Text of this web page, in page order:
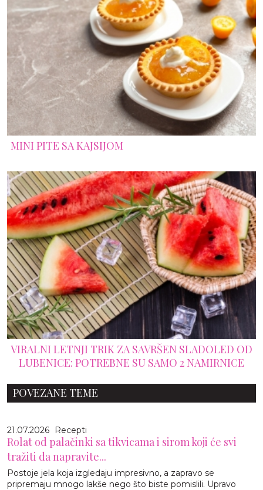
MINI PITE SA KAJSIJOM
VIRALNI LETNJI TRIK ZA SAVRŠEN SLADOLED OD
LUBENICE: POTREBNE SU SAMO 2 NAMIRNICE
POVEZANE TEME
21.07.2026 Recepti
Rolat od palačinki sa tikvicama i sirom koji će svi
tražiti da napravite...
Postoje jela koja izgledaju impresivno, a zapravo se
pripremaju mnogo lakše nego što biste pomislili. Upravo